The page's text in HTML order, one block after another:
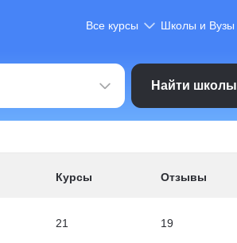
Все курсы Школы и Вузы
Найти школы
Курсы Отзывы
21 19